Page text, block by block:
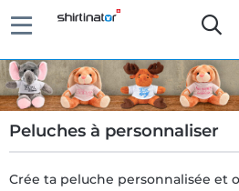
Peluches à personnaliser
Crée ta peluche personnalisée et